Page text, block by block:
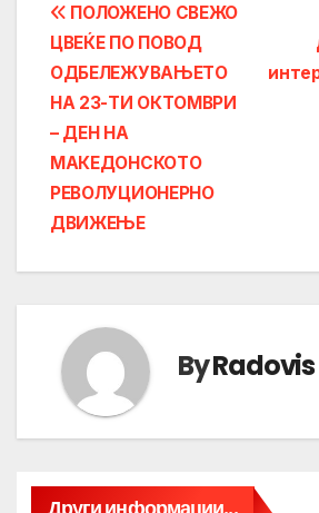
Post
navigation
ПОЛОЖЕНО СВЕЖО
ЦВЕЌЕ ПО ПОВОД
ОДБЕЛЕЖУВАЊЕТО
НА 23-ТИ ОКТОМВРИ
– ДЕН НА
МАКЕДОНСКОТО
РЕВОЛУЦИОНЕРНО
ДВИЖЕЊЕ
By